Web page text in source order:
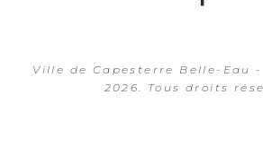
Ville de Capesterre Belle-Eau
2026. Tous droits